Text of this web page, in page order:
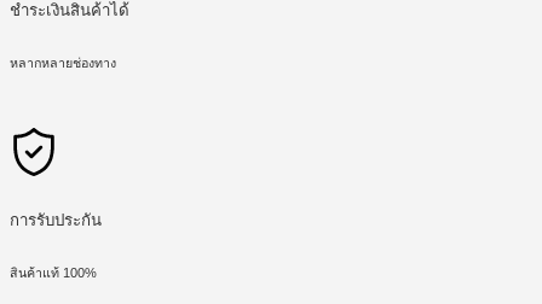
ชำระเงินสินค้าได้
หลากหลายช่องทาง
การรับประกัน
สินค้าแท้ 100%